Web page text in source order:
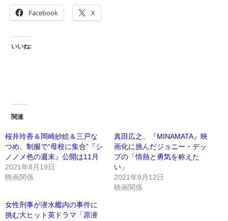
Facebook X
いいね:
関連
桜井玲香＆岡崎紗絵＆三戸な
つめ、制服で“母校に集合”『シ
ノノメ色の週末』公開は11月
2021年8月19日
映画関係
真田広之、『MINAMATA』映
画化に挑んだジョニー・デッ
プの「情熱と勇気を称えた
い」
2021年9月12日
映画関係
女性刑事が潜水艦内の事件に
挑む大ヒット英ドラマ「原潜